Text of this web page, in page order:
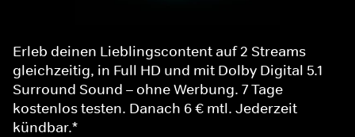
Erleb deinen Lieblingscontent auf 2 Streams
gleichzeitig, in Full HD und mit Dolby Digital 5.1
Surround Sound – ohne Werbung. 7 Tage
kostenlos testen. Danach 6 € mtl. Jederzeit
kündbar.*